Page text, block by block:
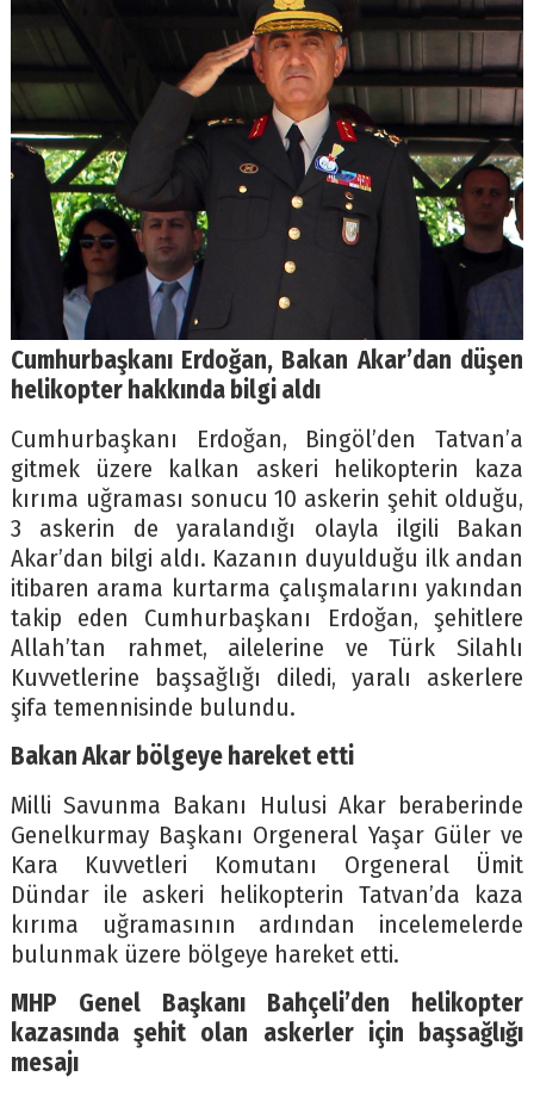
Cumhurbaşkanı Erdoğan, Bakan Akar’dan düşen
helikopter hakkında bilgi aldı
Cumhurbaşkanı Erdoğan, Bingöl’den Tatvan’a
gitmek üzere kalkan askeri helikopterin kaza
kırıma uğraması sonucu 10 askerin şehit olduğu,
3 askerin de yaralandığı olayla ilgili Bakan
Akar’dan bilgi aldı. Kazanın duyulduğu ilk andan
itibaren arama kurtarma çalışmalarını yakından
takip eden Cumhurbaşkanı Erdoğan, şehitlere
Allah’tan rahmet, ailelerine ve Türk Silahlı
Kuvvetlerine başsağlığı diledi, yaralı askerlere
şifa temennisinde bulundu.
Bakan Akar bölgeye hareket etti
Milli Savunma Bakanı Hulusi Akar beraberinde
Genelkurmay Başkanı Orgeneral Yaşar Güler ve
Kara Kuvvetleri Komutanı Orgeneral Ümit
Dündar ile askeri helikopterin Tatvan’da kaza
kırıma uğramasının ardından incelemelerde
bulunmak üzere bölgeye hareket etti.
MHP Genel Başkanı Bahçeli’den helikopter
kazasında şehit olan askerler için başsağlığı
mesajı